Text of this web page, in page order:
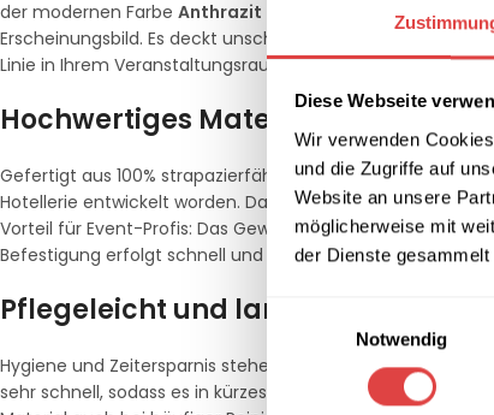
Diese Webseite
Wir verwenden
und die Zugriffe auf
Website an unsere
möglicherweise mit
der Dienste gesammelt
Einwilligungsauswahl
Notwendig
der modernen Farbe Anthrazit und mit der klassischen
Erscheinungsbild. Es deckt unschöne Tischbeine oder
Linie in Ihrem Veranstaltungsraum.
Hochwertiges Material für den
Gefertigt aus 100% strapazierfähigem Polyester, ist das
Hotellerie entwickelt worden. Das Material fällt fließend,
Vorteil für Event-Profis: Das Gewebe ist nahezubügelfrei
Befestigung erfolgt schnell und unkompliziert mittels
Pflegeleicht und langlebig nach
Hygiene und Zeitersparnis stehen im Service-Alltag an
sehr schnell, sodass es in kürzester Zeit wieder